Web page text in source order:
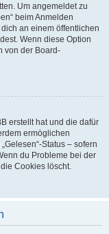
Um angemeldet zu
beim Anmelden
an einem öffentlichen
Wenn diese Option
von der Board-
erstellt hat und die dafür
ermöglichen
Status – sofern
du Probleme bei der
Cookies löscht.